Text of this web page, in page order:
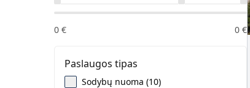
0 € 0 €
Paslaugos tipas
Sodybų nuoma (10)